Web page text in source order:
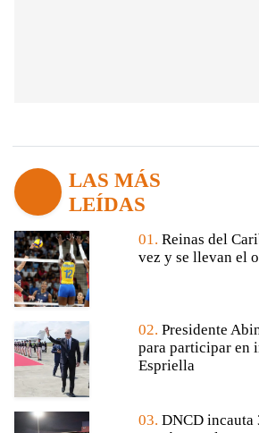
LAS MÁS
LEÍDAS
01. Reinas del
vez y se llevan el
02. Presidente
para participar en
Espriella
03. DNCD incauta